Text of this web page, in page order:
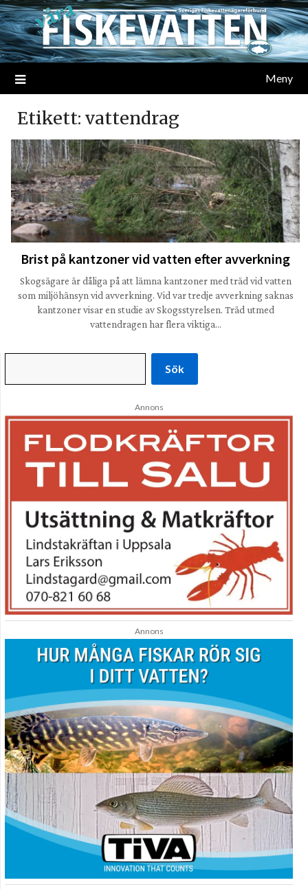
Meny
Etikett: vattendrag
Brist på kantzoner vid vatten efter avverkning
Skogsägare är dåliga på att lämna kantzoner med träd vid vatten
som miljöhänsyn vid avverkning. Vid var tredje avverkning saknas
kantzoner visar en studie av Skogsstyrelsen. Träd utmed
vattendragen har flera viktiga…
Sök
Annons
Annons